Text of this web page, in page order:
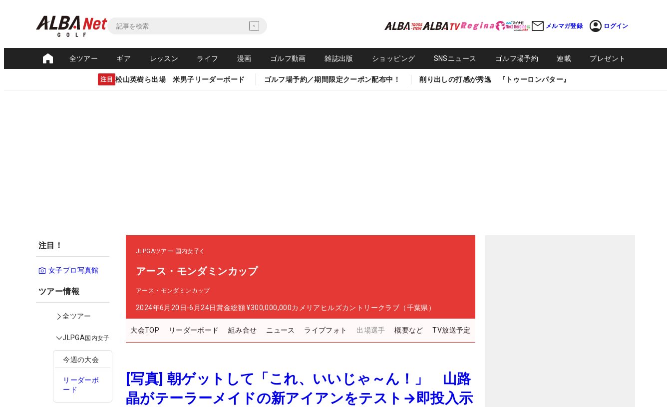
メルマガ登録 ログイン
全ツアー ギア レッスン ライフ 漫画 ゴルフ動画 雑誌出版 ショッピング SNSニュース ゴルフ場予約 連載 プレゼント
注目 松山英樹ら出場 米男子リーダーボード ゴルフ場予約／期間限定クーポン配布中！ 削り出しの打感が秀逸 『トゥーロンパター』
注目！
女子プロ写真館
ツアー情報
全ツアー
JLPGA国内女子
今週の大会
リーダーボ
ード
JLPGAツアー 国内女子
アース・モンダミンカップ
アース・モンダミンカップ
2024年6月20日-6月24日賞金総額 ¥300,000,000カメリアヒルズカントリークラブ（千葉県）
大会TOP リーダーボード 組み合せ ニュース ライブフォト 出場選手 概要など TV放送予定
[写真] 朝ゲットして「これ、いいじゃ～ん！」 山路
晶がテーラーメイドの新アイアンをテスト→即投入示